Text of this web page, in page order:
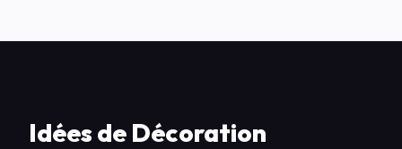
Idées de Décoration